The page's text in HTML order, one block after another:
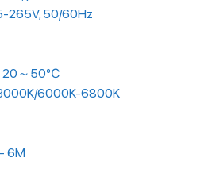
265V, 50/60Hz
20～50℃
6000K-6800K
6M